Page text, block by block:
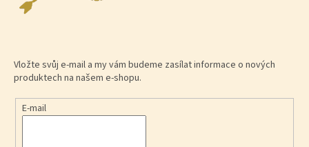
Vložte svůj e-mail a my vám budeme zasílat informace o nových
produktech na našem e-shopu.
E-mail